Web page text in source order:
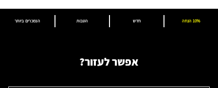
הנמכרים ביותר הטבות חדש 10% הנחה
אפשר לעזור?